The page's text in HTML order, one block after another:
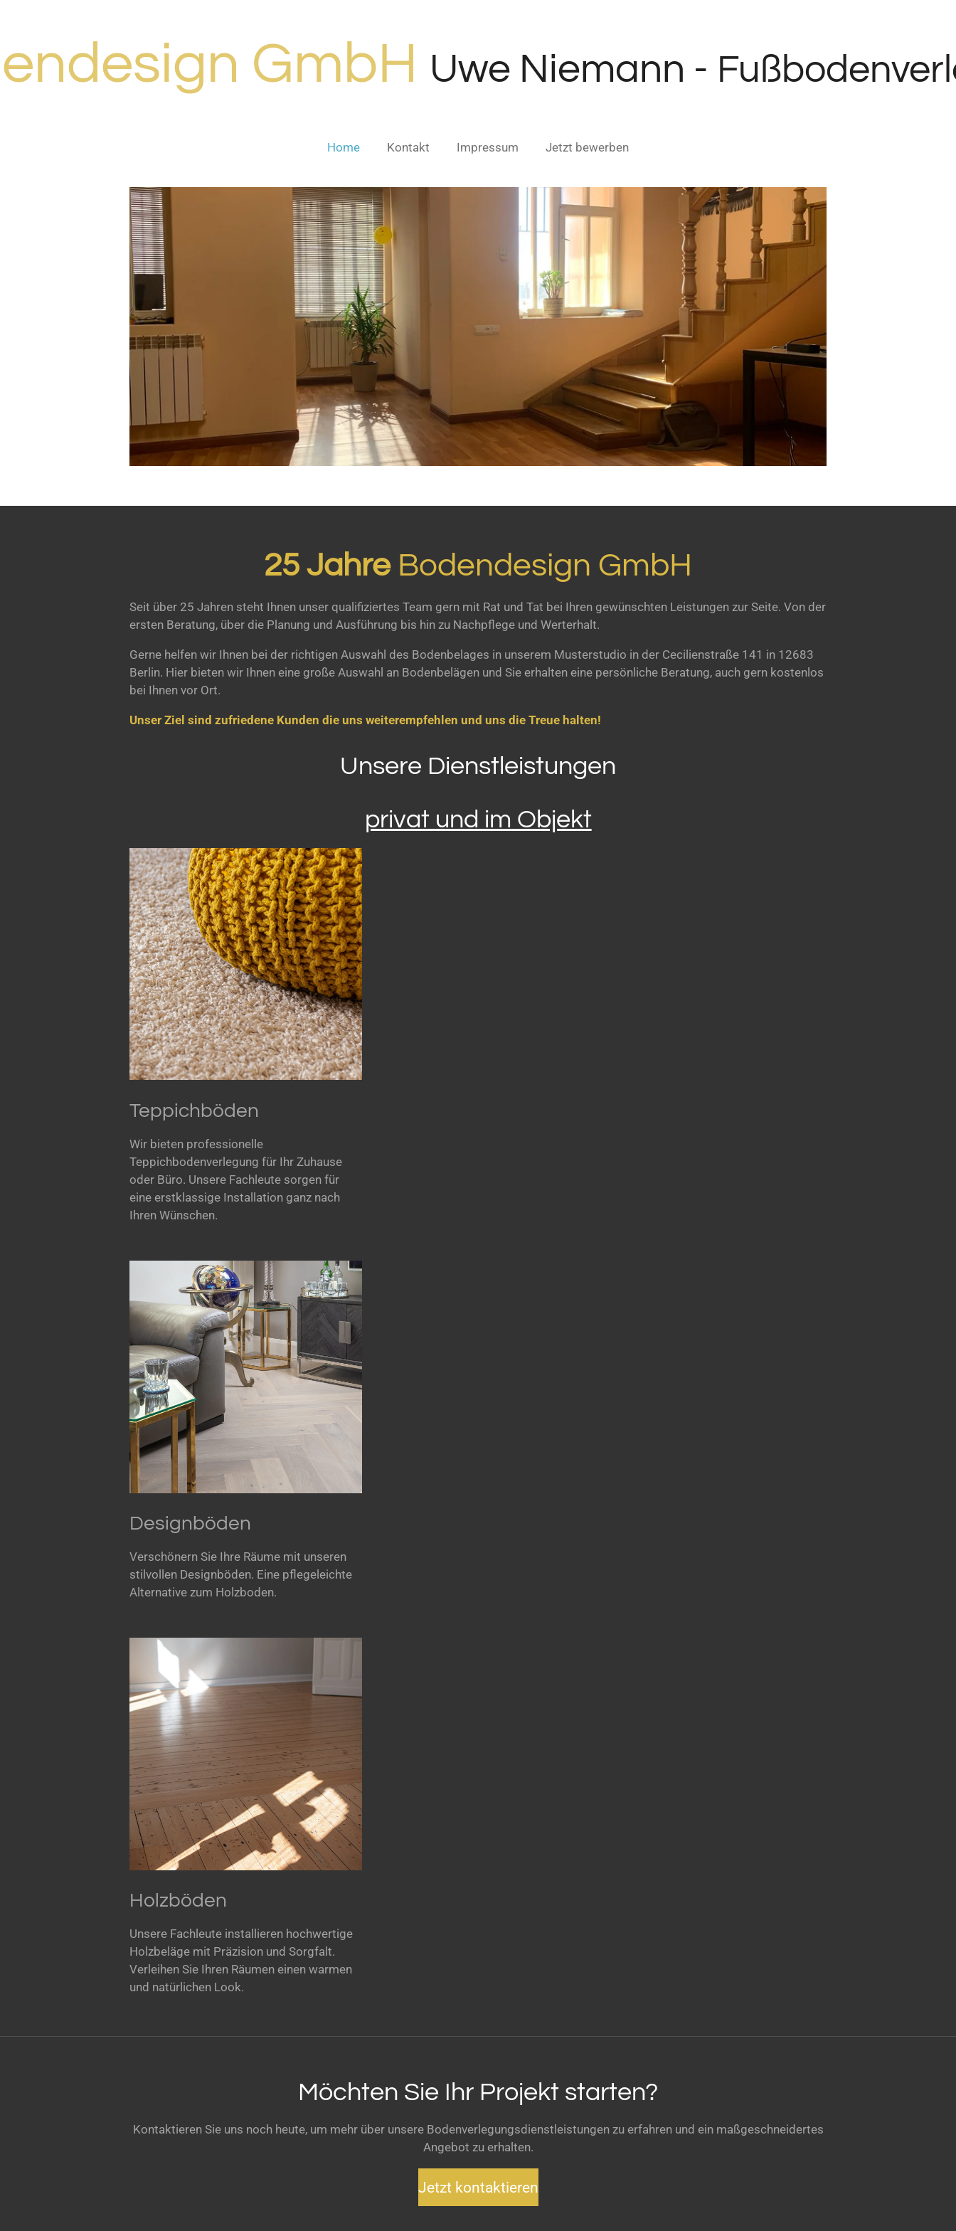
springen
GmbH Uwe Niemann -
Home Kontakt Impressum Jetzt bewerben
25 Jahre Bodendesign GmbH
Seit über 25 Jahren steht Ihnen unser qualifiziertes Team gern mit Rat und Tat bei Ihren gewünschten Leistungen zur Seite. Von der
ersten Beratung, über die Planung und Ausführung bis hin zu Nachpflege und Werterhalt.
Gerne helfen wir Ihnen bei der richtigen Auswahl des Bodenbelages in unserem Musterstudio in der Cecilienstraße 141 in 12683
Berlin. Hier bieten wir Ihnen eine große Auswahl an Bodenbelägen und Sie erhalten eine persönliche Beratung, auch gern kostenlos
bei Ihnen vor Ort.
Unser Ziel sind zufriedene Kunden die uns weiterempfehlen und uns die Treue halten!
Unsere Dienstleistungen
privat und im Objekt
Teppichböden
Wir bieten professionelle
Teppichbodenverlegung für Ihr Zuhause
oder Büro. Unsere Fachleute sorgen für
eine erstklassige Installation ganz nach
Ihren Wünschen.
Designböden
Verschönern Sie Ihre Räume mit unseren
stilvollen Designböden. Eine pflegeleichte
Alternative zum Holzboden.
Holzböden
Unsere Fachleute installieren hochwertige
Holzbeläge mit Präzision und Sorgfalt.
Verleihen Sie Ihren Räumen einen warmen
und natürlichen Look.
Möchten Sie Ihr Projekt starten?
Kontaktieren Sie uns noch heute, um mehr über unsere Bodenverlegungsdienstleistungen zu erfahren und ein maßgeschneidertes
Angebot zu erhalten.
Jetzt kontaktieren